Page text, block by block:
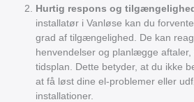
Hurtig respons og
installatør i Vanløse kan du
grad af tilgængelighed. De kan
henvendelser og planlægge aftaler,
tidsplan. Dette betyder, at du ikke
at få løst dine el-problemer eller
installationer.